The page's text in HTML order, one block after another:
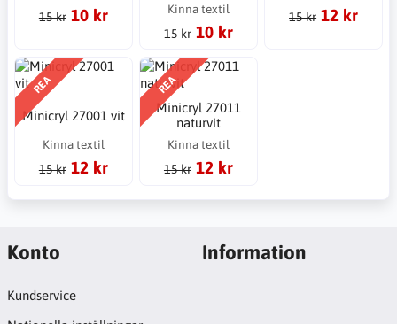
15 kr 10 kr
Kinna textil
15 kr 10 kr
15 kr 12 kr
REA
Minicryl 27001 vit
Kinna textil
15 kr 12 kr
REA
Minicryl 27011
naturvit
Kinna textil
15 kr 12 kr
Konto
Kundservice
Information